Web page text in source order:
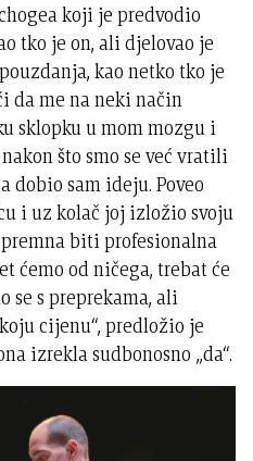
koji je predvodio
tko je on, ali djelovao je
kao netko tko je
da me na neki način
sklopku u mom mozgu i
što smo se već vratili
dobio sam ideju. Poveo
i uz kolač joj izložio svoju
biti profesionalna
ćemo od ničega, trebat će
se s preprekama, ali
cijenu“, predložio je
izrekla sudbonosno „da“.